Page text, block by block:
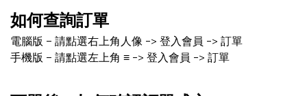
如何查詢訂單
電腦版 – 請點選右上角人像 -> 登入會員 -> 訂單
手機版 – 請點選左上角 ≡ -> 登入會員 -> 訂單